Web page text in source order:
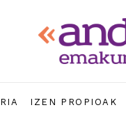
IZEN PROPIOAK